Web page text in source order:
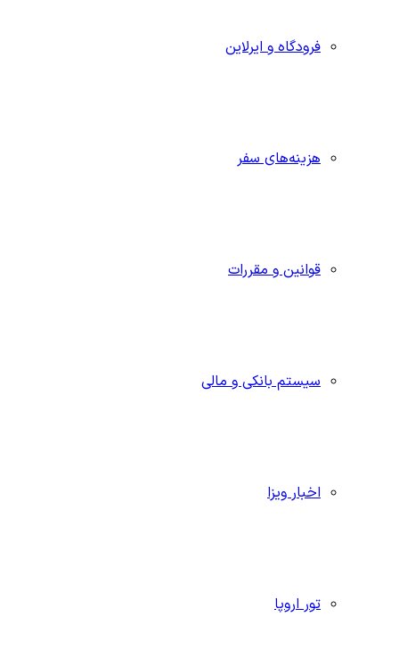
فرودگاه و ایرلاین
هزینه‌های سفر
قوانین و مقررات
سیستم بانکی و مالی
اخبار ویزا
تور اروپا